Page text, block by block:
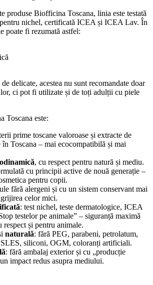
produse Biofficina Toscana, linia este testată
nichel, certificată ICEA și ICEA Lav. În
poate fi rezumată astfel:
delicate, acestea nu sunt recomandate doar
ci pot fi utilizate și de toți adulții cu piele
este:
prime toscane valoroase și extracte de
Toscana – mai ecocompatibilă și mai
, cu respect pentru natură și mediu.
cu principii active de nouă generație –
pentru copii.
fără alergeni și cu un sistem conservant mai
celor mici.
: test nichel, teste dermatologice, ICEA
testelor pe animale” – siguranță maximă
respect și pentru animale.
naturală: fără PEG, parabeni, petrolatum,
siliconi, OGM, coloranți artificiali.
: fără ambalaj exterior și cu „producție
impact redus asupra mediului.